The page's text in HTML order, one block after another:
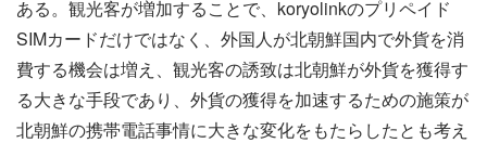
ある。観光客が増加することで、koryolinkのプリペイド
SIMカードだけではなく、外国人が北朝鮮国内で外貨を消
費する機会は増え、観光客の誘致は北朝鮮が外貨を獲得す
る大きな手段であり、外貨の獲得を加速するための施策が
北朝鮮の携帯電話事情に大きな変化をもたらしたとも考え